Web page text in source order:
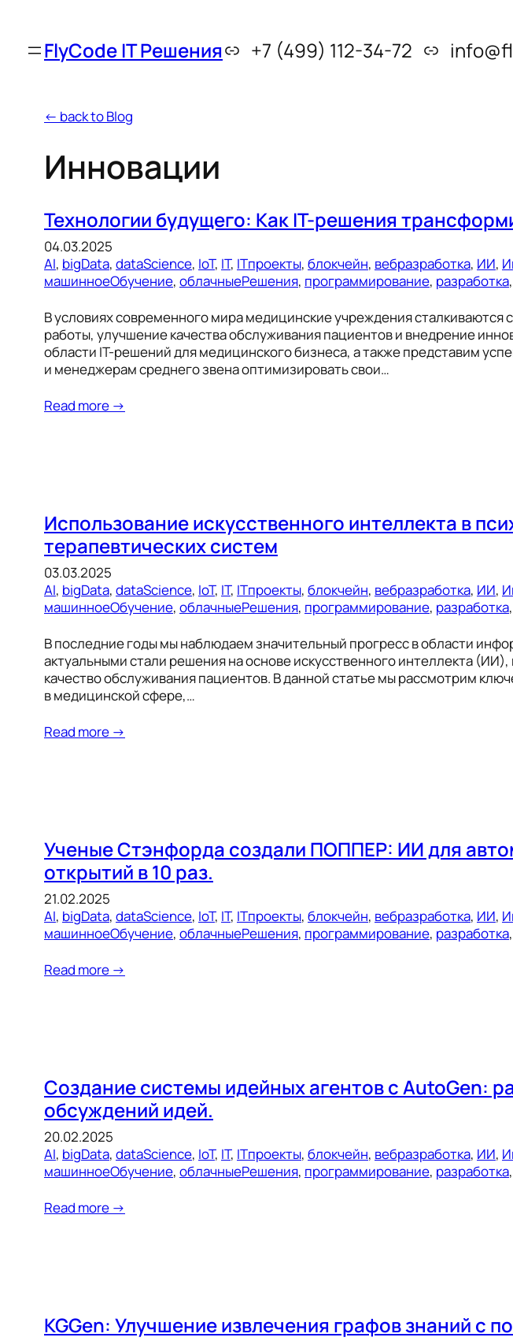
FlyCode IT Решения +7 (499) 112-34-72
← back to Blog
Инновации
Технологии будущего: Как IT-решения
04.03.2025
AI, bigData, dataScience, IoT, IT, ITпроекты, блокчейн, вебразработка, ИИ,
машинноеОбучение, облачныеРешения, программирование, разработка,
В условиях современного мира медицинские учреждения
работы, улучшение качества обслуживания пациентов и внедрение
области IT-решений для медицинского бизнеса, а также представим
и менеджерам среднего звена оптимизировать свои…
Read more →
Использование искусственного интеллекта в
терапевтических систем
03.03.2025
AI, bigData, dataScience, IoT, IT, ITпроекты, блокчейн, вебразработка, ИИ,
машинноеОбучение, облачныеРешения, программирование, разработка,
В последние годы мы наблюдаем значительный прогресс в области
актуальными стали решения на основе искусственного интеллекта
качество обслуживания пациентов. В данной статье мы рассмотрим
в медицинской сфере,…
Read more →
Ученые Стэнфорда создали ПОППЕР: ИИ для
открытий в 10 раз.
21.02.2025
AI, bigData, dataScience, IoT, IT, ITпроекты, блокчейн, вебразработка, ИИ,
машинноеОбучение, облачныеРешения, программирование, разработка,
Read more →
Создание системы идейных агентов с AutoGen:
обсуждений идей.
20.02.2025
AI, bigData, dataScience, IoT, IT, ITпроекты, блокчейн, вебразработка, ИИ,
машинноеОбучение, облачныеРешения, программирование, разработка,
Read more →
KGGen: Улучшение извлечения графов знаний с